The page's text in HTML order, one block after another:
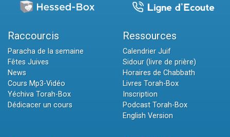
Raccourcis
Paracha de la semaine
Fêtes Juives
News
Cours Mp3-Vidéo
Yéchiva Torah-Box
Dédicacer un cours
Ressources
Calendrier Juif
Sidour (livre de prière)
Horaires de Chabbath
Livres Torah-Box
Inscription
Podcast Torah-Box
English Version